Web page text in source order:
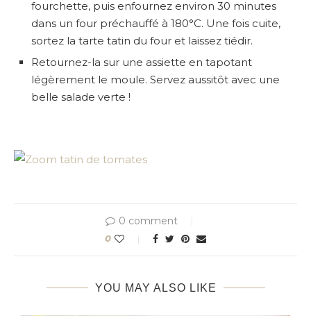
fourchette, puis enfournez environ 30 minutes
dans un four préchauffé à 180°C. Une fois cuite,
sortez la tarte tatin du four et laissez tiédir.
Retournez-la sur une assiette en tapotant
légèrement le moule. Servez aussitôt avec une
belle salade verte !
0 comment
0
YOU MAY ALSO LIKE